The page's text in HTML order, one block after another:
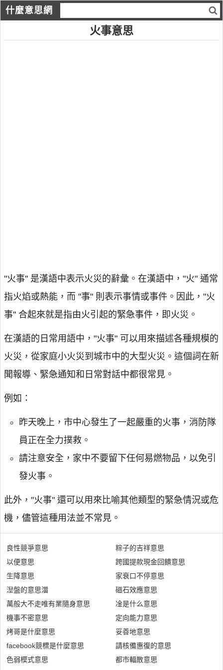
什麼意思網
火事意思
"火事" 是漢語中表示火災的辭彙。在漢語中，"火" 通常
指火焰或熱能，而 "事" 則表示事情或事件。因此，"火
事" 合起來就是指由火引起的緊急事件，即火災。
在漢語的日常用語中，"火事" 可以用來描述各種規模的
火災，從家庭小火災到城市中的大型火災。這個詞在新
聞報導、緊急通知和日常對話中都很常見。
例如：
昨天晚上，市中心發生了一起嚴重的火事，消防隊
員正在全力撲救。
請注意安全，家中不要留下任何易燃物品，以免引
發火事。
此外，"火事" 還可以用來比喻其他類型的緊急情況或危
機，儘管這種用法並不常見。
良性競爭意思
以便意思
生降意思
湼盤的意思湽
萬般大不走唯有業隨身意思
機事不密意思
烤哥是什麼意思
facebook競標是什麼意思
色弱模式意思
粽子的吉祥意思
跨國提款現金回饋意思
家衰口不停意思
磁石效應意思
凎是什么意思
定向能力意思
妥善地意思
請核備惠復的意思
都市輻散意思